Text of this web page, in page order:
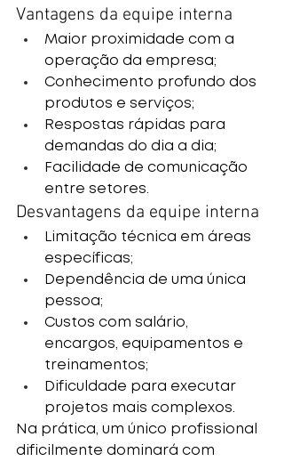
Vantagens da equipe interna
Maior proximidade com a
operação da empresa;
Conhecimento profundo dos
produtos e serviços;
Respostas rápidas para
demandas do dia a dia;
Facilidade de comunicação
entre setores.
Desvantagens da equipe interna
Limitação técnica em áreas
específicas;
Dependência de uma única
pessoa;
Custos com salário,
encargos, equipamentos e
treinamentos;
Dificuldade para executar
projetos mais complexos.
Na prática, um único profissional
dificilmente dominará com